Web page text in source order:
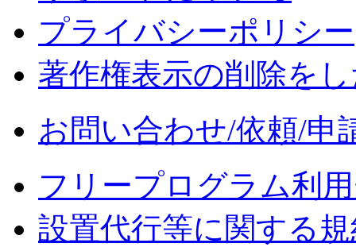
プライバシーポリシー
著作権表示の削除を
お問い合わせ/依頼/申
フリープログラム利
設置代行等に関する